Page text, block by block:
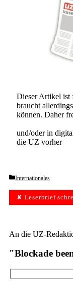
Dieser Artikel ist
braucht
können. Daher
und/oder in
die UZ vorher
Categories
Internationales
✘ Leserbrief
An die UZ-
"Blockade